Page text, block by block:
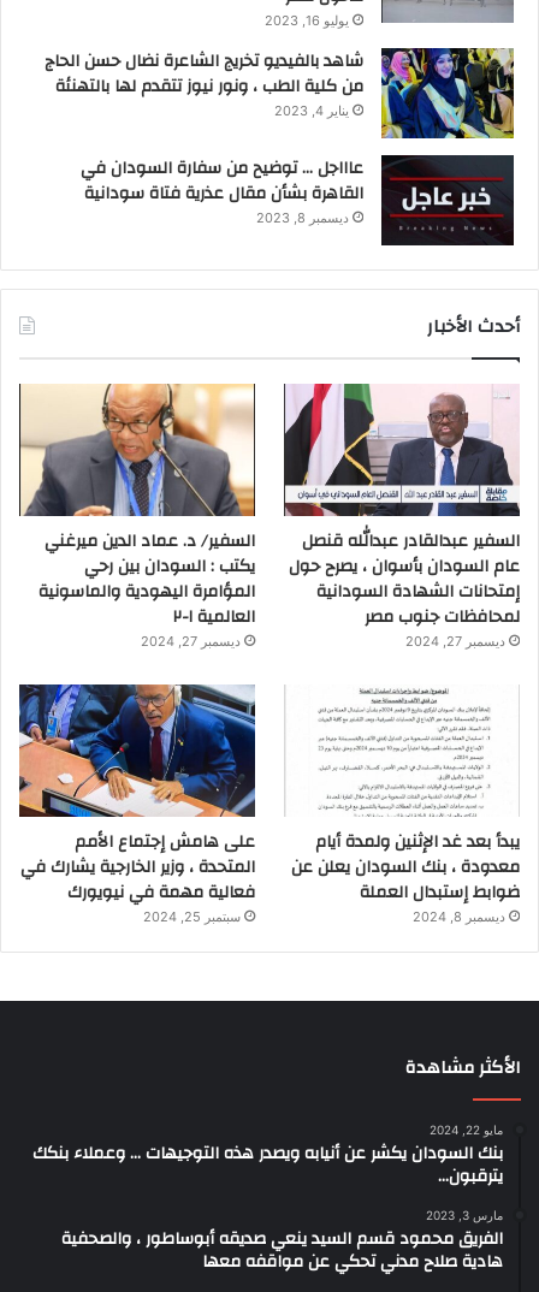
يوليو 16, 2023
شاهد بالفيديو تخريج الشاعرة نضال حسن الحاج
من كلية الطب ، ونور نيوز تتقدم لها بالتهنئة
يناير 4, 2023
عاااجل … توضيح من سفارة السودان في
القاهرة بشأن مقال عذرية فتاة سودانية
ديسمبر 8, 2023
أحدث الأخبار
السفير عبدالقادر عبدالله قنصل
عام السودان بأسوان ، يصرح حول
إمتحانات الشهادة السودانية
لمحافظات جنوب مصر
ديسمبر 27, 2024
السفير/ د. عماد الدين ميرغني
يكتب : السودان بين رحي
المؤامرة اليهودية والماسونية
العالمية ١-٢
ديسمبر 27, 2024
يبدأ بعد غد الإثنين ولمدة أيام
معدودة ، بنك السودان يعلن عن
ضوابط إستبدال العملة
ديسمبر 8, 2024
على هامش إجتماع الأمم
المتحدة ، وزير الخارجية يشارك في
فعالية مهمة في نيويورك
سبتمبر 25, 2024
الأكثر مشاهدة
مايو 22, 2024
بنك السودان يكشر عن أنيابه ويصدر هذه التوجيهات … وعملاء بنكك
يترقبون…
مارس 3, 2023
الفريق محمود قسم السيد ينعي صديقه أبوساطور ، والصحفية
هادية صلاح مدني تحكي عن مواقفه معها